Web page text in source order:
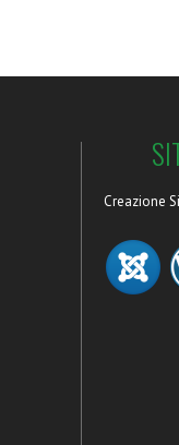
Creazione